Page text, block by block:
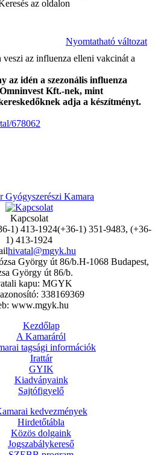
Nyomtatható változat
veszi az influenza elleni vakcinát a
az idén a szezonális influenza
Kft.-nek, mint
adja a készítményt.
678062
Kapcsolat
(+36-1) 351-9483, (+36-
1) 413-1924
hivatal@mgyk.hu
H-1068 Budapest,
György út 86/b.
kapu: MGYK
338169369
www.mgyk.hu
Kezdőlap
A Kamaráról
tagsági információk
Irattár
GYIK
Kiadványaink
Sajtófigyelő
kedvezmények
Hirdetőtábla
Közös dolgaink
Jogszabálykereső